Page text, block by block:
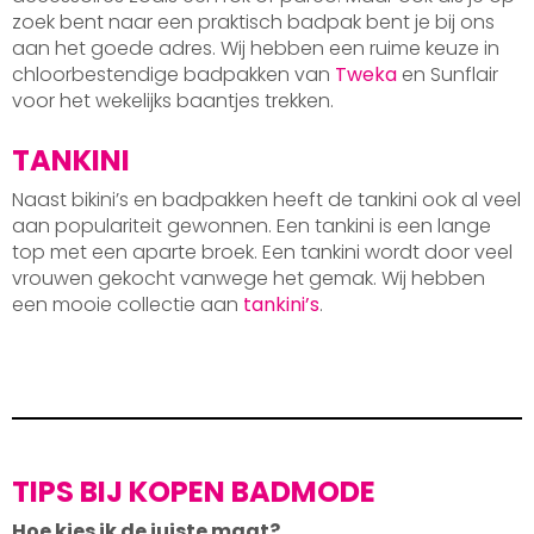
zoek bent naar een praktisch badpak bent je bij ons
aan het goede adres. Wij hebben een ruime keuze in
chloorbestendige badpakken van Tweka en Sunflair
voor het wekelijks baantjes trekken.
TANKINI
Naast bikini’s en badpakken heeft de tankini ook al veel
aan populariteit gewonnen. Een tankini is een lange
top met een aparte broek. Een tankini wordt door veel
vrouwen gekocht vanwege het gemak. Wij hebben
een mooie collectie aan tankini’s.
TIPS BIJ KOPEN BADMODE